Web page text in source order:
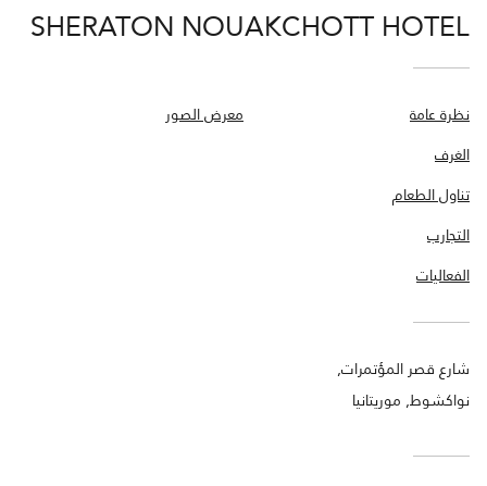
SHERATON NOUAKCHOTT HOTEL
نظرة عامة
الغرف
تناول الطعام
التجارب
الفعاليات
معرض الصور
شارع قصر المؤتمرات,
نواكشوط, موريتانيا